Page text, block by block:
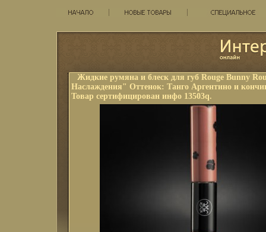
Жидкие румяна и блеск для губ Rouge Bunny
Наслаждения" Оттенок: Танго Аргентино и
Товар сертифицирован инфо 13503q.